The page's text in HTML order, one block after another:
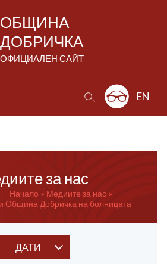
ОБЩИНА
ДОБРИЧКА
ОФИЦИАЛЕН САЙТ
EN
за нас
Начало
Медиите за нас
Община Добричка на болницата
ДАТИ